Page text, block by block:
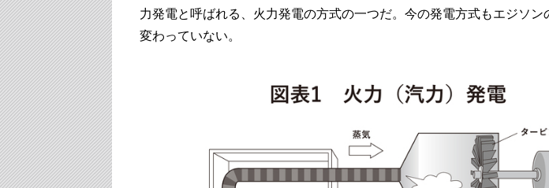
力発電と呼ばれる、火力発電の方式の一つだ。今の発電方式もエジソン
変わっていない。